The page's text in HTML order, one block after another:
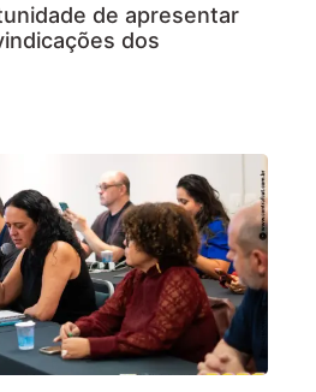
de apresentar
dos